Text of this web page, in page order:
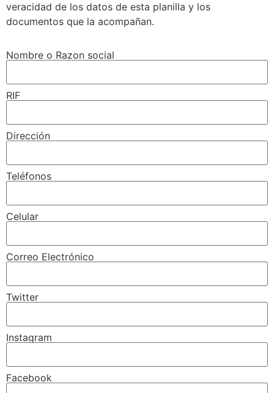
veracidad de los datos de esta planilla y los
documentos que la acompañan.
Nombre o Razon social
RIF
Dirección
Teléfonos
Celular
Correo Electrónico
Twitter
Instagram
Facebook